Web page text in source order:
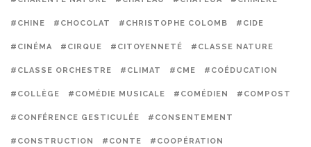
#CHINE #CHOCOLAT #CHRISTOPHE COLOMB #CIDE
#CINÉMA #CIRQUE #CITOYENNETÉ #CLASSE NATURE
#CLASSE ORCHESTRE #CLIMAT #CME #COÉDUCATION
#COLLÈGE #COMÉDIE MUSICALE #COMÉDIEN #COMPOST
#CONFÉRENCE GESTICULÉE #CONSENTEMENT
#CONSTRUCTION #CONTE #COOPÉRATION